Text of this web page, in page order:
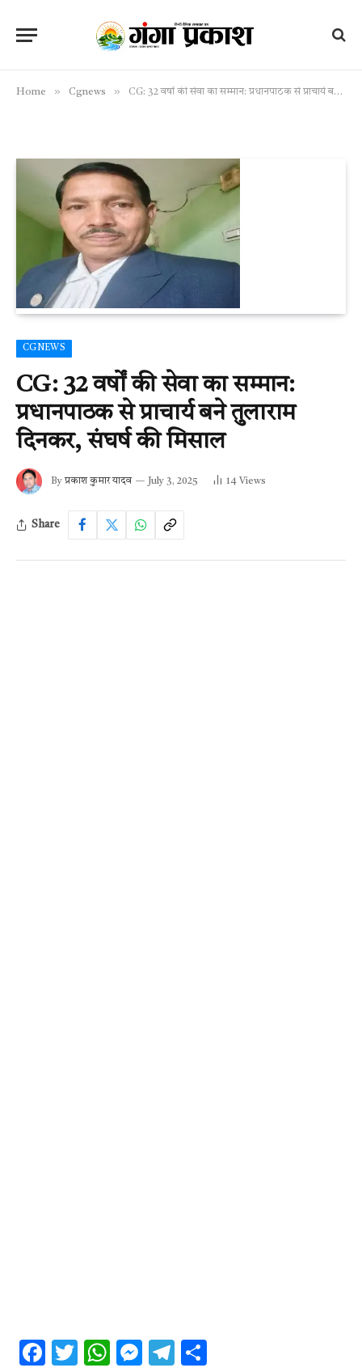
Home » Cgnews » CG: 32 वर्षों की सेवा का सम्मान: प्रधानपाठक से प्राचार्य बने तुलाराम दिनकर, संघर्ष की मिसाल
CGNEWS
CG: 32 वर्षों की सेवा का सम्मान:
प्रधानपाठक से प्राचार्य बने तुलाराम
दिनकर, संघर्ष की मिसाल
By प्रकाश कुमार यादव July 3, 2025 14 Views
Share
Facebook
Twitter
WhatsApp
Messenger
Telegram